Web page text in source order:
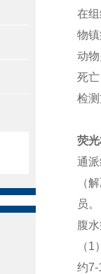
在
物
动
死
检
荧
通
（
员。
腹
（
约7-